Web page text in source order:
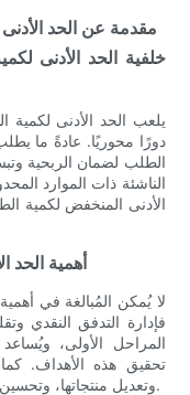
مقدمة عن الحد
دورًا محوريًا. عادةً ما
الطلب لضمان الربحية
الناشئة ذات الموارد
الأدنى المنخفض لكمية
2- أهمية
لا يُمكن المُبالغة في
فإدارة التدفق النقدي
المراحل الأولى،
تحقيق هذه الأهداف.
وتعديل منتجاتها، وتحسين استراتيجياتها بناءً على احتياجات المستهلكين.